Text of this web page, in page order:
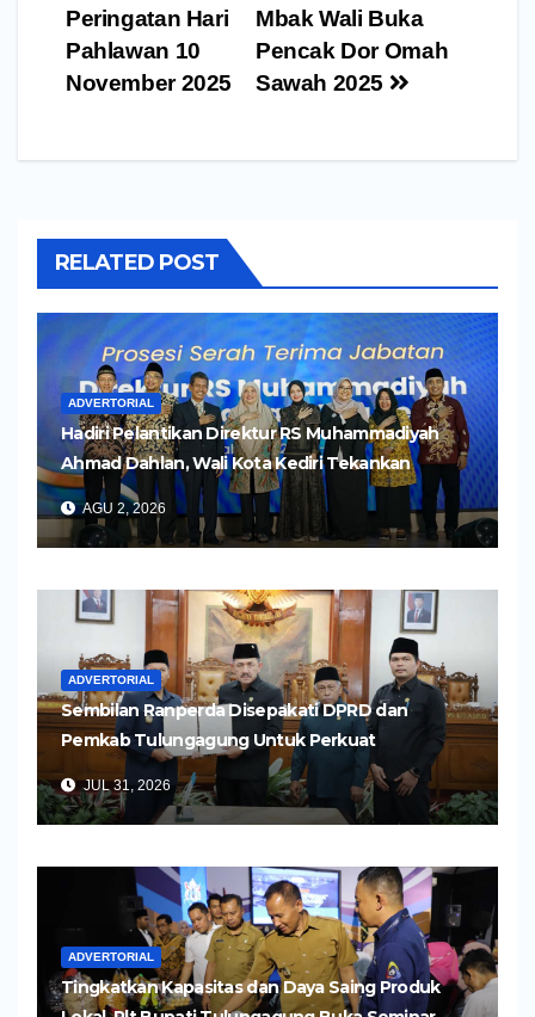
Mbak Wali Buka
Pencak Dor Omah
Sawah 2025
Peringatan Hari
Pahlawan 10
November 2025
RELATED POST
ADVERTORIAL
Hadiri Pelantikan Direktur RS Muhammadiyah
Ahmad Dahlan, Wali Kota Kediri Tekankan
Pelayanan Kesehatan yang Humanis
AGU 2, 2026
ADVERTORIAL
Sembilan Ranperda Disepakati DPRD dan
Pemkab Tulungagung Untuk Perkuat
Pembangunan Daerah
JUL 31, 2026
ADVERTORIAL
Tingkatkan Kapasitas dan Daya Saing Produk